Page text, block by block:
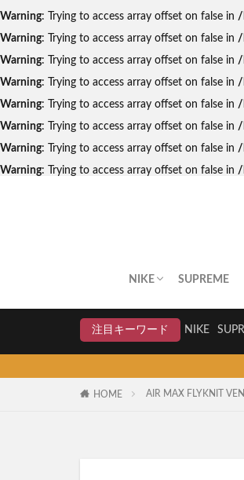
Warning: Trying to access array offset on false in /
Warning: Trying to access array offset on false in /
Warning: Trying to access array offset on false in /
Warning: Trying to access array offset on false in /
Warning: Trying to access array offset on false in /
Warning: Trying to access array offset on false in /
Warning: Trying to access array offset on false in /
Warning: Trying to access array offset on false in /
NIKE SUPREME
注目キーワード
NIKE
HOME AIR MAX FLYKNIT